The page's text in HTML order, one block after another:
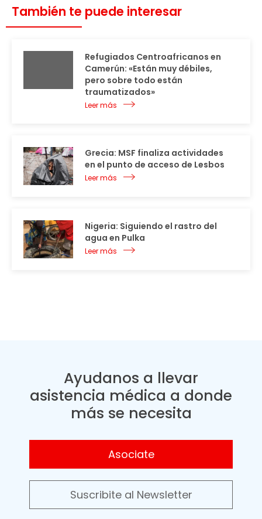
También te puede interesar
Refugiados Centroafricanos en
Camerún: «Están muy débiles,
pero sobre todo están
traumatizados»
Leer más
Grecia: MSF finaliza actividades
en el punto de acceso de Lesbos
Leer más
Nigeria: Siguiendo el rastro del
agua en Pulka
Leer más
Ayudanos a llevar
asistencia médica a donde
más se necesita
Asociate
Suscribite al Newsletter